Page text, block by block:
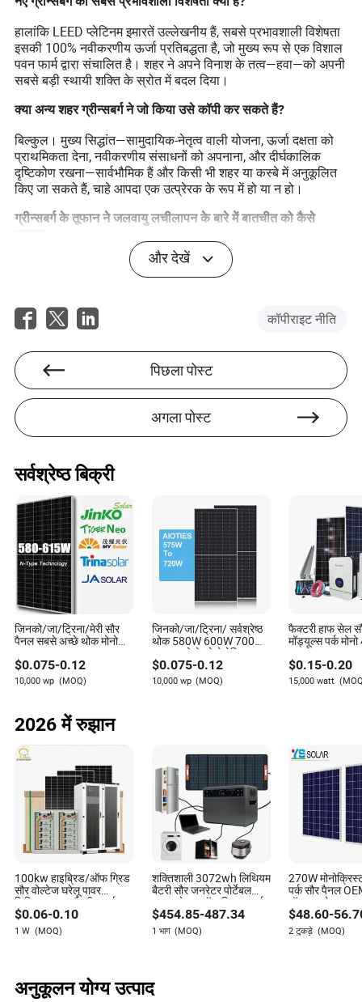
हालांकि LEED प्लेटिनम इमारतें उल्लेखनीय हैं, सबसे प्रभावशाली विशेषता
इसकी 100% नवीकरणीय ऊर्जा प्रतिबद्धता है, जो मुख्य रूप से एक विशाल
पवन फार्म द्वारा संचालित है। शहर ने अपने विनाश के तत्व—हवा—को अपनी
सबसे बड़ी स्थायी शक्ति के स्रोत में बदल दिया।
क्या अन्य शहर ग्रीन्सबर्ग ने जो किया उसे कॉपी कर सकते हैं?
बिल्कुल। मुख्य सिद्धांत—सामुदायिक-नेतृत्व वाली योजना, ऊर्जा दक्षता को
प्राथमिकता देना, नवीकरणीय संसाधनों को अपनाना, और दीर्घकालिक
दृष्टिकोण रखना—सार्वभौमिक हैं और किसी भी शहर या कस्बे में अनुकूलित
किए जा सकते हैं, चाहे आपदा एक उत्प्रेरक के रूप में हो या न हो।
ग्रीन्सबर्ग के तूफान ने जलवायु लचीलापन के बारे में बातचीत को कैसे
ग्रीन्सबर्ग ने दुनिया को सतत पुनर्निर्माण का एक बड़े पैमाने पर, वास्तविक
दुनिया का, और सफल उदाहरण प्रदान किया। इसने विचार को अकादमिकों
वास्तविकता में बदल दिया, यह प्रदर्शित करते हुए कि लचीलापन और
स्थिरता प्राप्त करने योग्य लक्ष्य हैं।
और देखें
कॉपीराइट नीति
पिछला पोस्ट
अगला पोस्ट
सर्वश्रेष्ठ बिक्री
जिनको/जा/ट्रिना/मेरी सौर
पैनल सबसे अच्छे थोक मोनो
600W 615W पीवी
फोटोवोल्टिक हाफ सेल पैनल
की कीमत ऊर्जा Tx-Solares
$0.075-0.12
10,000 wp (MOQ)
जिनको/जा/ट्रिना/ सर्वश्रेष्ठ
थोक 580W 600W 700W
720W मोनो फोटोवोल्टिक/
पीवी सौर पैनलों की कीमत सौर
ऊर्जा पावर सिस्टम के लिए
$0.075-0.12
10,000 wp (MOQ)
फैक्टरी हाफ सेल
मॉड्यूल्स पर्क
440W 450W
144cells
पैनल की कीमत
प्रणालियों के लिए।
$0.15-0.20
15,000 watt
2026 में रुझान
100kw हाइब्रिड/ऑफ ग्रिड
सौर वोल्टेज घरेलू पावर
लिथियम आयन बैटरी इन्वर्टर
पीवी मॉड्यूल पैनल ऊर्जा
भंडारण हाइब्रिड ग्राउंड
पोर्टेबल सिस्टम
$0.06-0.10
1 W (MOQ)
शक्तिशाली 3072wh लिथियम
बैटरी सौर जनरेटर पोर्टेबल
पावर स्टेशन ऑफ ग्रिड ऊर्जा
समाधानों के लिए
$454.85-487.34
1 भाग (MOQ)
270W
पर्क सौर पैनल
मॉड्यूल थोक मूल्य
फोटोवोल्टिक
पैनल पोर्टेबल
$48.60-
2 टुकड़े (MOQ)
अनुकूलन योग्य उत्पाद